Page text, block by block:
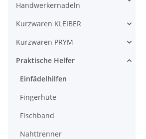
Handwerkernadeln
Kurzwaren KLEIBER
Kurzwaren PRYM
Praktische Helfer
Einfädelhilfen
Fingerhüte
Fischband
Nahttrenner